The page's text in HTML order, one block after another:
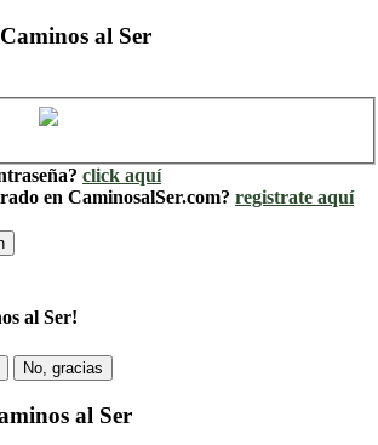
al Ser
click aquí
en CaminosalSer.com? registrate aquí
al Ser!
No, gracias
al Ser